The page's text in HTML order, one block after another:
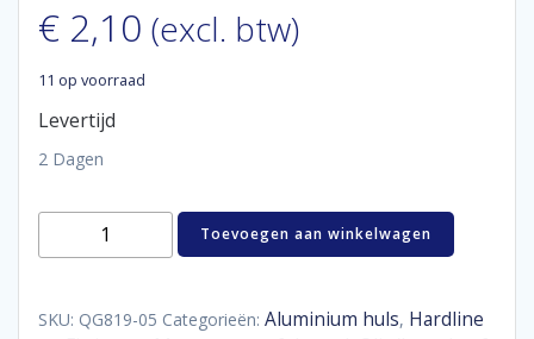
€ 2,10 (excl. btw)
11 op voorraad
Levertijd
2 Dagen
Aluminum
-
Toevoegen aan winkelwagen
SKU: QG819-05 Categorieën: Aluminium huls, Hardline